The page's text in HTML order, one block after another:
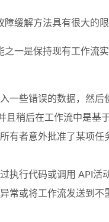
障缓解方法具有很大的
一是保持现有工作流
一些错误的数据，然
且稍后在工作流中是基
有者意外批准了某项
执行代码或调用 API活
常或将工作流发送到